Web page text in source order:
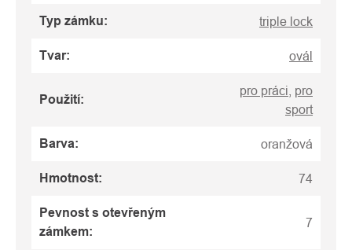
Typ zámku: triple lock
Tvar: ovál
Použití:
pro práci pro
sport
Barva: oranžová
Hmotnost: 74
Pevnost s otevřeným
zámkem:
7